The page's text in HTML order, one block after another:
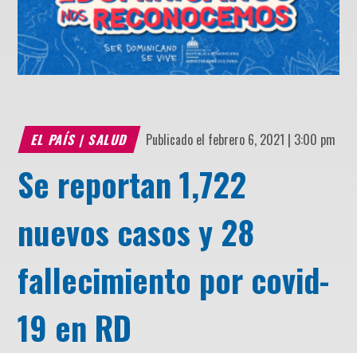
EL PAÍS | SALUD Publicado el febrero 6, 2021 | 3:00 pm
Se reportan 1,722
nuevos casos y 28
fallecimiento por covid-
19 en RD